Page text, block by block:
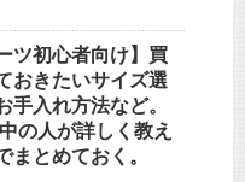
ツ初心者向け】買
おきたいサイズ選
手入れ方法など。
の人が詳しく教え
まとめておく。